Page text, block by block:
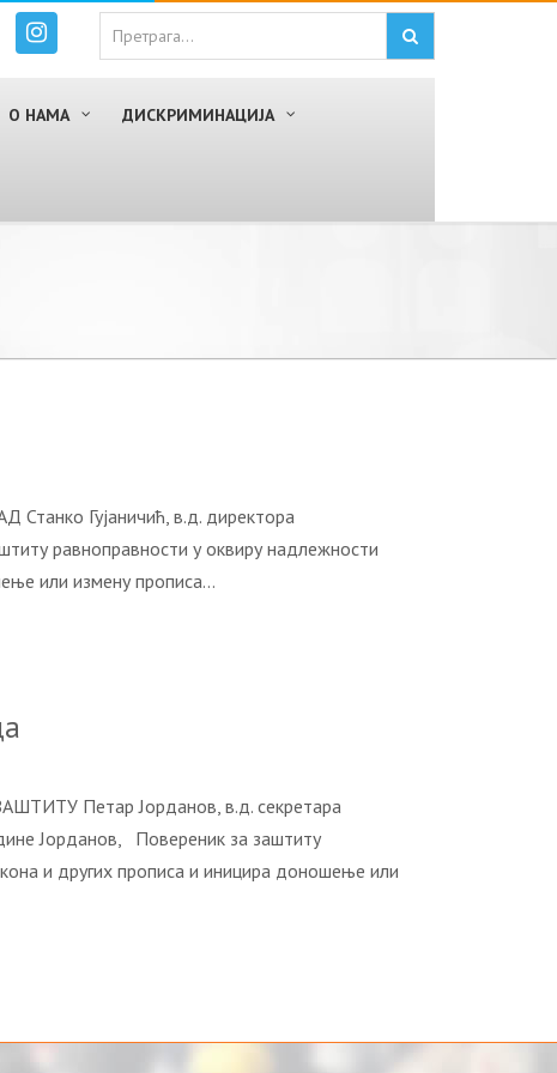
О НАМА ДИСКРИМИНАЦИЈА
Гујаничић, в.д. директора
у оквиру надлежности
или измену прописа…
Петар Јорданов, в.д. секретара
Повереник за заштиту
и других прописа и иницира доношење или